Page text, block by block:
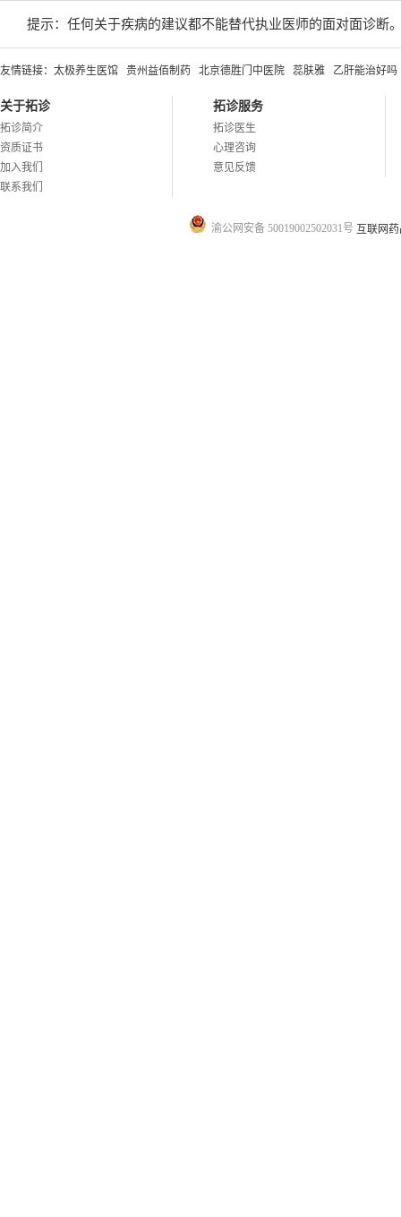
提示：任何关于疾病的建议都不能替代执业医师的面对面诊断
友情链接： 太极养生医馆 贵州益佰制药 北京德胜门中医院 蕊肤雅 乙肝能治好吗
关于拓诊
拓诊简介
资质证书
加入我们
联系我们
拓诊服务
拓诊医生
心理咨询
意见反馈
渝公网安备 50019002502031号 互联网